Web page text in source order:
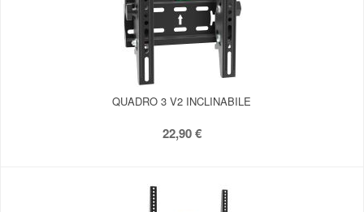
QUADRO 3 V2 INCLINABILE
22,90 €